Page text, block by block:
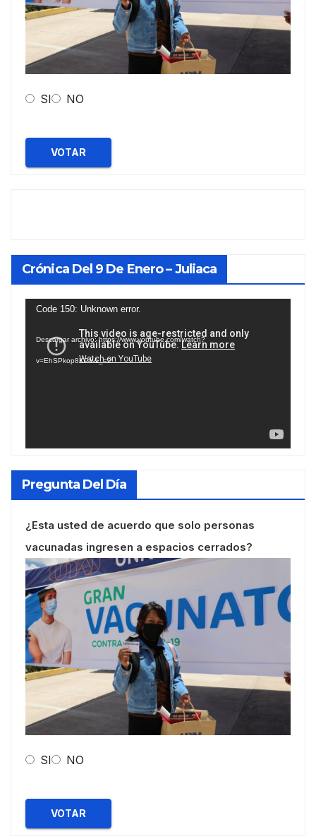
SI NO
VOTAR
Crónica Del 9 De Enero – Juliaca
Reproductor
vídeo
Code 150: Unknown error.
Descargar archivo: https://www.youtube.com/watch?
v=EhSPkop8KPY&_=2
Pregunta Del Día
¿Esta usted de acuerdo que solo personas
vacunadas ingresen a espacios cerrados?
SI NO
VOTAR